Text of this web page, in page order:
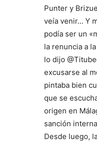
Punter y
veía venir… Y
podía ser un
la renuncia a
lo dijo
excusarse al
pintaba bien
que se
origen en
sanción
Desde luego,